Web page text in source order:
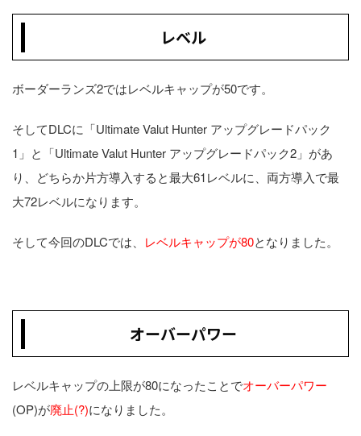
レベル
ボーダーランズ2ではレベルキャップが50です。
そしてDLCに「Ultimate Valut Hunter アップグレードパック
1」と「Ultimate Valut Hunter アップグレードパック2」があ
り、どちらか片方導入すると最大61レベルに、両方導入で最
大72レベルになります。
そして今回のDLCでは、 レベルキャップが80となりました。
オーバーパワー
レベルキャップの上限が80になったことでオーバーパワー
(OP)が廃止(?)になりました。